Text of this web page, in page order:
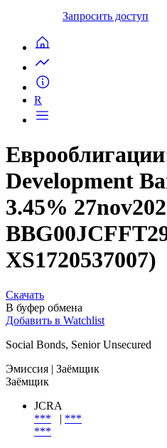
Запросить доступ
R
Development
3.45%
XS1720537007)
Скачать
В буфер обмена
Добавить в Watchlist
Social Bonds, Senior Unsecured
Эмиссия | Заёмщик
Заёмщик
JCRA
***
| ***
***